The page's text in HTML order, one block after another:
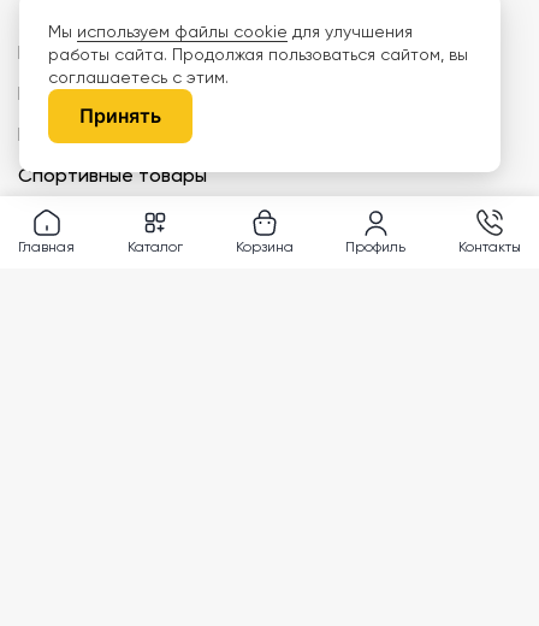
Пищеблок
Мебель для библиотек
Музейное оборудование
Спортивные товары
Интерактивное оборудование
Компьютерное оборудование
Главная Каталог Корзина Профиль Контакты
Мы используем файлы cookie для улучшения
работы сайта. Продолжая пользоваться сайтом, вы
соглашаетесь с этим.
Принять